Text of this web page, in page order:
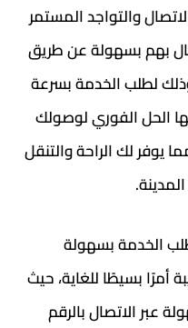
والتواجد المستمر
بهم بسهولة عن طريق
المخصص 65038762، وذلك لطلب الخدمة بسرعة
الحل الفوري لوصولك
لك الراحة والتنقل
الخدمة بسهولة
بسيطًا للغاية، حيث
عبر الاتصال بالرقم